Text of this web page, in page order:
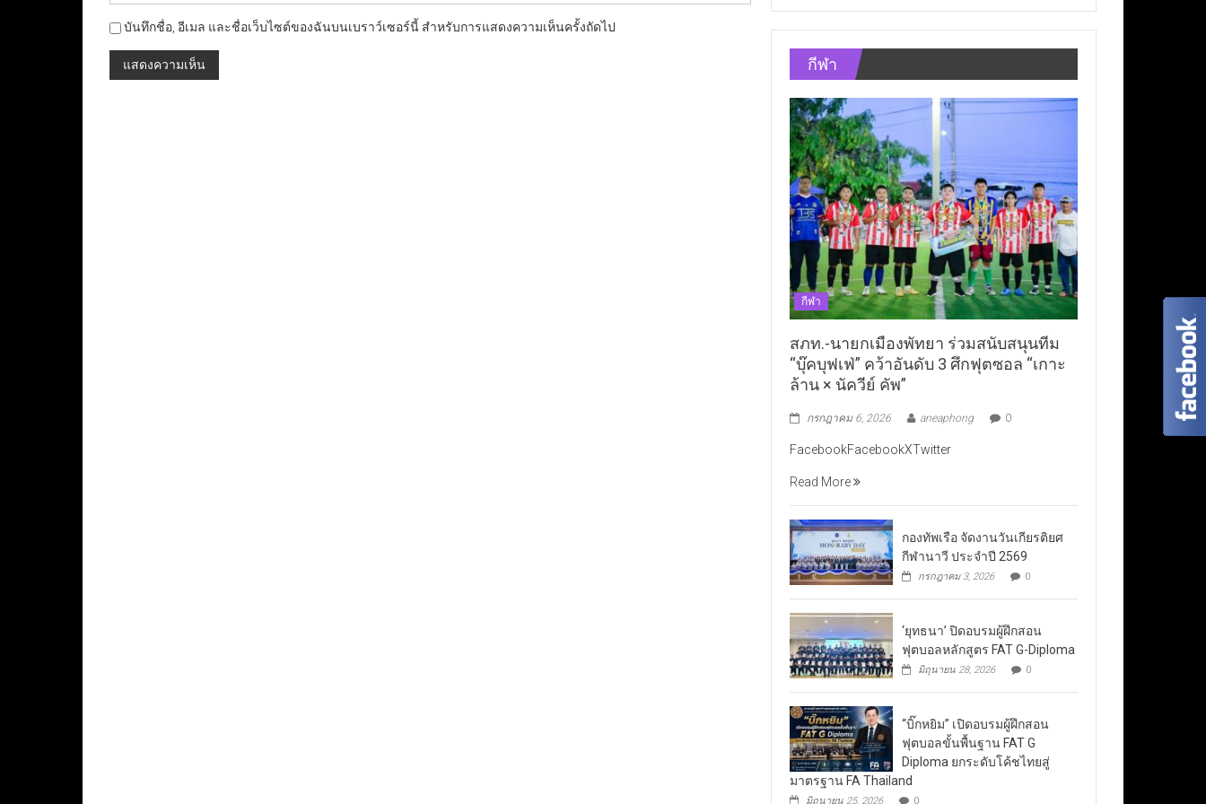
บันทึกชื่อ, อีเมล และชื่อเว็บไซต์ของฉันบนเบราว์เซอร์นี้ สำหรับการแสดงความเห็นครั้งถัดไป
กีฬา
กีฬา
สภท.-นายกเมืองพัทยา ร่วมสนับสนุนทีม
“บุ๊คบุฟเฟ่” คว้าอันดับ 3 ศึกฟุตซอล “เกาะ
ล้าน × นัควีย์ คัพ”
กรกฎาคม 6, 2026 aneaphong 0
FacebookFacebookXTwitter
Read More
กองทัพเรือ จัดงานวันเกียรติยศ
กีฬานาวี ประจำปี 2569
กรกฎาคม 3, 2026 0
‘ยุทธนา’ ปิดอบรมผู้ฝึกสอน
ฟุตบอลหลักสูตร FAT G-Diploma
มิถุนายน 28, 2026 0
“บิ๊กหยิม” เปิดอบรมผู้ฝึกสอน
ฟุตบอลขั้นพื้นฐาน FAT G
Diploma ยกระดับโค้ชไทยสู่
มาตรฐาน FA Thailand
มิถุนายน 25, 2026 0